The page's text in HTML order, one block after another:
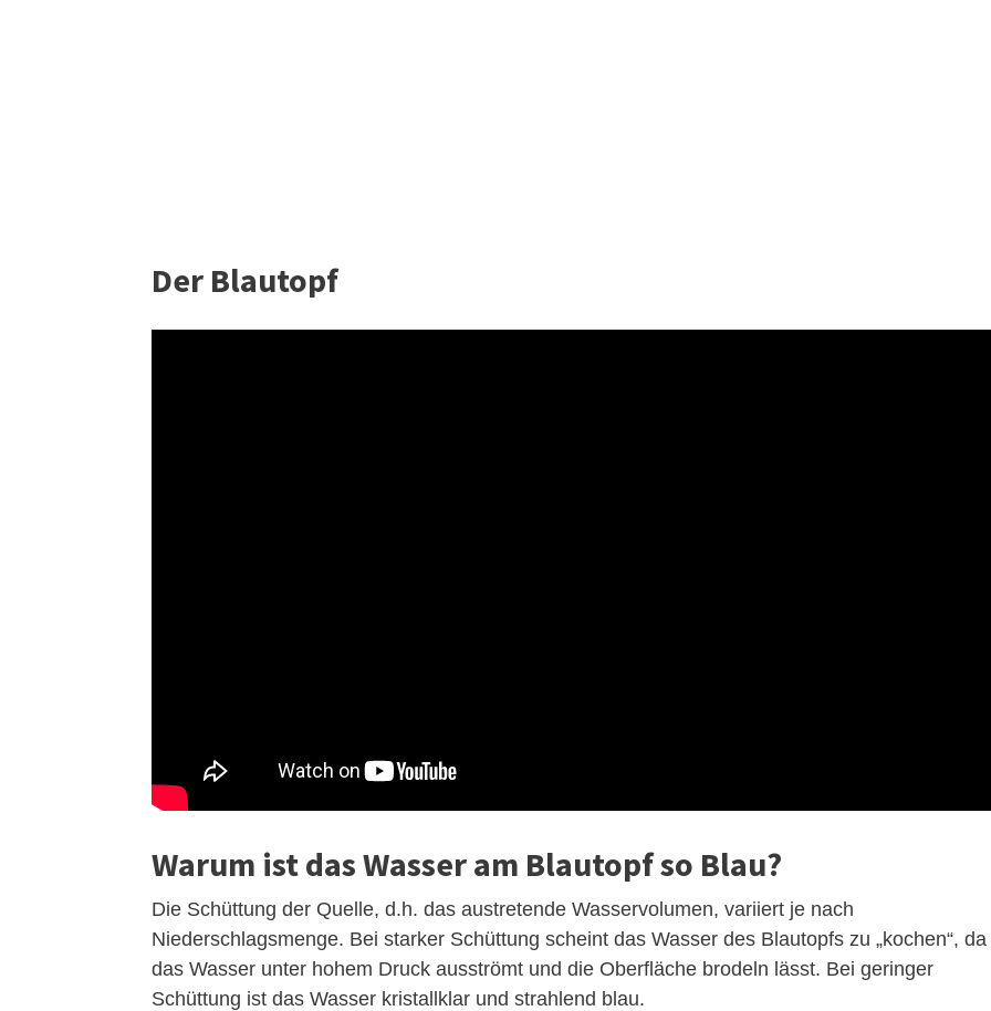
Der Blautopf
Warum ist das Wasser am Blautopf so Blau?
Die Schüttung der Quelle, d.h. das austretende Wasservolumen, variiert je nach
Niederschlagsmenge. Bei starker Schüttung scheint das Wasser des Blautopfs zu „kochen“, da
das Wasser unter hohem Druck ausströmt und die Oberfläche brodeln lässt. Bei geringer
Schüttung ist das Wasser kristallklar und strahlend blau.